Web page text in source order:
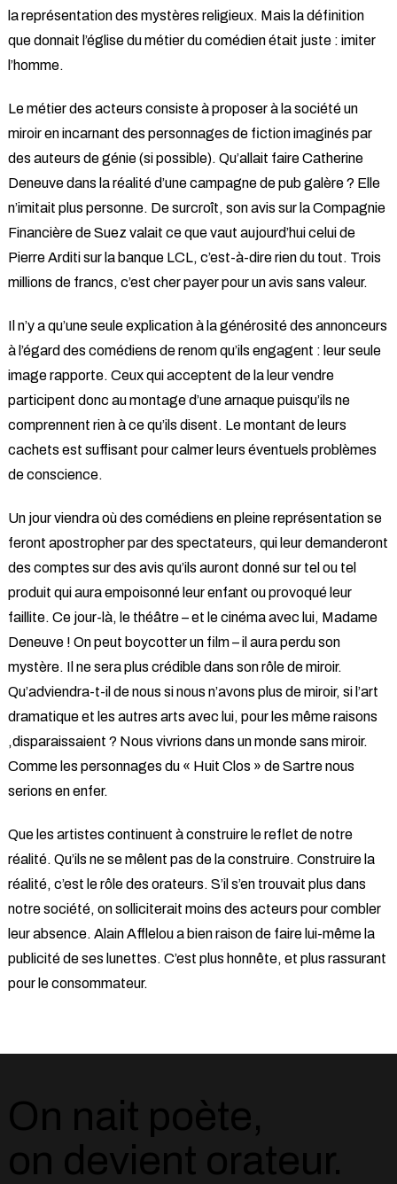
la représentation des mystères religieux. Mais la définition
que donnait l’église du métier du comédien était juste : imiter
l’homme.
Le métier des acteurs consiste à proposer à la société un
miroir en incarnant des personnages de fiction imaginés par
des auteurs de génie (si possible). Qu’allait faire Catherine
Deneuve dans la réalité d’une campagne de pub galère ? Elle
n’imitait plus personne. De surcroît, son avis sur la Compagnie
Financière de Suez valait ce que vaut aujourd’hui celui de
Pierre Arditi sur la banque LCL, c’est-à-dire rien du tout. Trois
millions de francs, c’est cher payer pour un avis sans valeur.
Il n’y a qu’une seule explication à la générosité des annonceurs
à l’égard des comédiens de renom qu’ils engagent : leur seule
image rapporte. Ceux qui acceptent de la leur vendre
participent donc au montage d’une arnaque puisqu’ils ne
comprennent rien à ce qu’ils disent. Le montant de leurs
cachets est suffisant pour calmer leurs éventuels problèmes
de conscience.
Un jour viendra où des comédiens en pleine représentation se
feront apostropher par des spectateurs, qui leur demanderont
des comptes sur des avis qu’ils auront donné sur tel ou tel
produit qui aura empoisonné leur enfant ou provoqué leur
faillite. Ce jour-là, le théâtre – et le cinéma avec lui, Madame
Deneuve ! On peut boycotter un film – il aura perdu son
mystère. Il ne sera plus crédible dans son rôle de miroir.
Qu’adviendra-t-il de nous si nous n’avons plus de miroir, si l’art
dramatique et les autres arts avec lui, pour les même raisons
,disparaissaient ? Nous vivrions dans un monde sans miroir.
Comme les personnages du « Huit Clos » de Sartre nous
serions en enfer.
Que les artistes continuent à construire le reflet de notre
réalité. Qu’ils ne se mêlent pas de la construire. Construire la
réalité, c’est le rôle des orateurs. S’il s’en trouvait plus dans
notre société, on solliciterait moins des acteurs pour combler
leur absence. Alain Afflelou a bien raison de faire lui-même la
publicité de ses lunettes. C’est plus honnête, et plus rassurant
pour le consommateur.
On nait poète,
on devient orateur.